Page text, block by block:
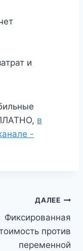
и
в
-
ДАЛЕЕ
Фиксированная
против
переменной